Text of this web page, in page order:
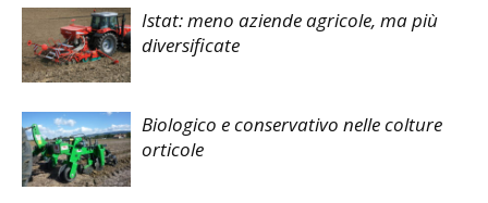
Istat: meno aziende agricole, ma più
diversificate
Biologico e conservativo nelle colture
orticole